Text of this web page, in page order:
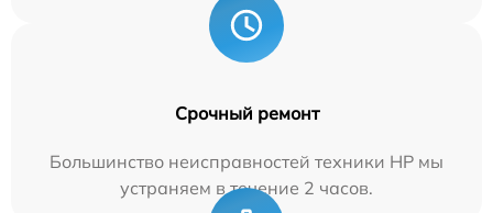
Срочный ремонт
Большинство неисправностей техники HP мы
устраняем в течение 2 часов.